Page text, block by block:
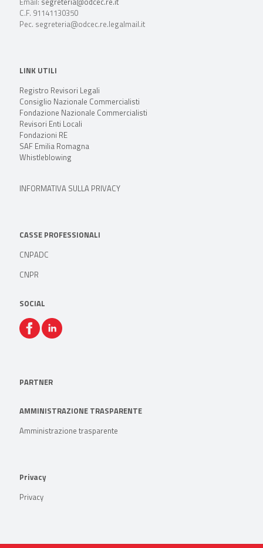
C.F. 91141130350
Pec. segreteria@odcec.re.legalmail.it
LINK UTILI
Registro Revisori Legali
Consiglio Nazionale Commercialisti
Fondazione Nazionale Commercialisti
Revisori Enti Locali
Fondazioni RE
SAF Emilia Romagna
Whistleblowing
INFORMATIVA SULLA PRIVACY
CASSE PROFESSIONALI
CNPADC
CNPR
SOCIAL
PARTNER
AMMINISTRAZIONE TRASPARENTE
Amministrazione trasparente
Privacy
Privacy